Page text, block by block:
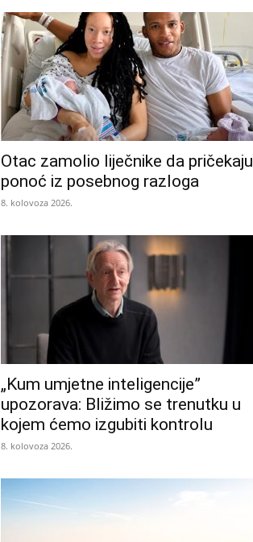
Otac zamolio liječnike da pričekaju
ponoć iz posebnog razloga
8. kolovoza 2026.
„Kum umjetne inteligencije”
upozorava: Bližimo se trenutku u
kojem ćemo izgubiti kontrolu
8. kolovoza 2026.